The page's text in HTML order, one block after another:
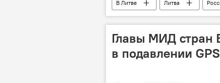
В Литве Литва
Главы МИД стран
в подавлении